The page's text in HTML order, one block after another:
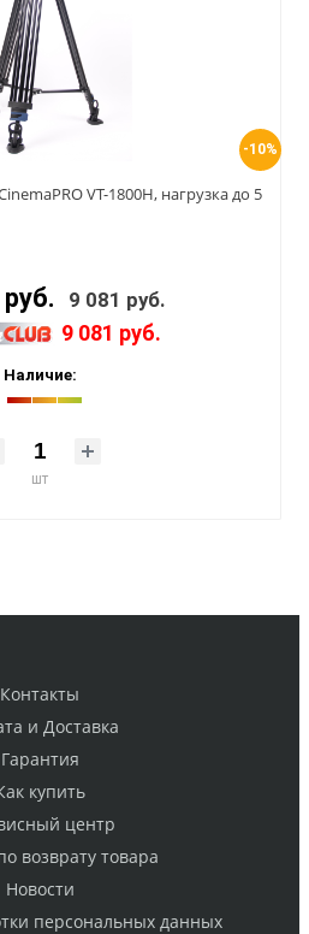
-10%
VT-1800H, нагрузка до 5
9 081 руб.
9 081 руб.
Наличие:
шт
Контакты
и Доставка
Гарантия
купить
центр
возврату товара
Новости
персональных данных